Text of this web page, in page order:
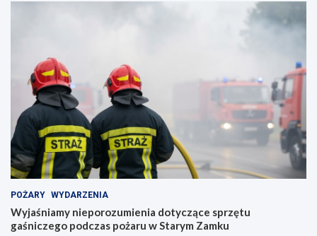
POŻARY WYDARZENIA
Wyjaśniamy nieporozumienia dotyczące sprzętu
gaśniczego podczas pożaru w Starym Zamku